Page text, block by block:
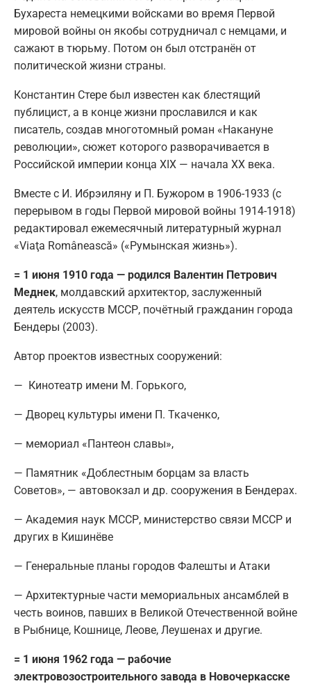
Бухареста немецкими войсками во время Первой
мировой войны он якобы сотрудничал с немцами, и
сажают в тюрьму. Потом он был отстранён от
политической жизни страны.
Константин Стере был известен как блестящий
публицист, а в конце жизни прославился и как
писатель, создав многотомный роман «Накануне
революции», сюжет которого разворачивается в
Российской империи конца XIX — начала XX века.
Вместе с И. Ибрэиляну и П. Бужором в 1906-1933 (с
перерывом в годы Первой мировой войны 1914-1918)
редактировал ежемесячный литературный журнал
«Viaţa Românească» («Румынская жизнь»).
= 1 июня 1910 года — родился Валентин Петрович
Меднек, молдавский архитектор, заслуженный
деятель искусств МССР, почётный гражданин города
Бендеры (2003).
Автор проектов известных сооружений:
— Кинотеатр имени М. Горького,
— Дворец культуры имени П. Ткаченко,
— мемориал «Пантеон славы»,
— Памятник «Доблестным борцам за власть
Советов», — автовокзал и др. сооружения в Бендерах.
— Академия наук МССР, министерство связи МССР и
других в Кишинёве
— Генеральные планы городов Фалешты и Атаки
— Архитектурные части мемориальных ансамблей в
честь воинов, павших в Великой Отечественной войне
в Рыбнице, Кошнице, Леове, Леушенах и другие.
= 1 июня 1962 года — рабочие
электровозостроительного завода в Новочеркасске